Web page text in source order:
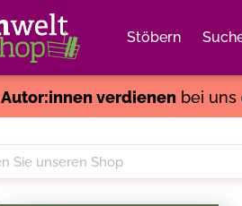
Stöbern
Autor:innen verdienenbei uns